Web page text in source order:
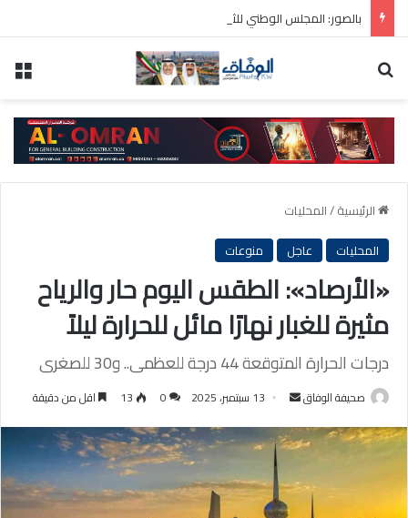
الرئيسية/المحليات
المحليات
عاجل منوعات
«الأرصاد»: الطقس اليوم حار والرياح
مثيرة للغبار نهارًا مائل للحرارة ليلاً
درجات الحرارة المتوقعة 44 درجة للعظمى.. و30 للصغرى
صحيفة الوفاق
أرسل
إلكترونيا
13 سبتمبر، 2025 0
13 اقل من دقيقة